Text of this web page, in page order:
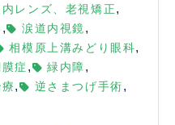
レンズ、老視矯正 ,
, 涙道内視鏡 ,
相模原上溝みどり眼科,
症 , 緑内障 ,
, 逆さまつげ手術 ,